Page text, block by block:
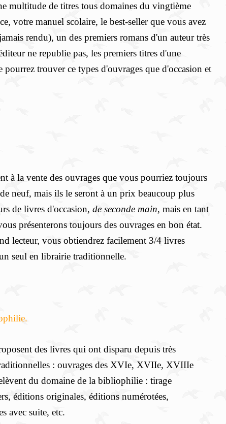
multitude de titres tous domaines du vingtième
votre manuel scolaire, le best-seller que vous avez
rendu), un des premiers romans d'un auteur très
ne republie pas, les premiers titres d'une
trouver ce types d'ouvrages que d'occasion et
à la vente des ouvrages que vous pourriez toujours
neuf, mais ils le seront à un prix beaucoup plus
de livres d'occasion, de seconde main, mais en tant
présenterons toujours des ouvrages en bon état.
lecteur, vous obtiendrez facilement 3/4 livres
seul en librairie traditionnelle.
des livres qui ont disparu depuis très
: ouvrages des XVIe, XVIIe, XVIIIe
du domaine de la bibliophilie : tirage
éditions originales, éditions numérotées,
avec suite, etc.